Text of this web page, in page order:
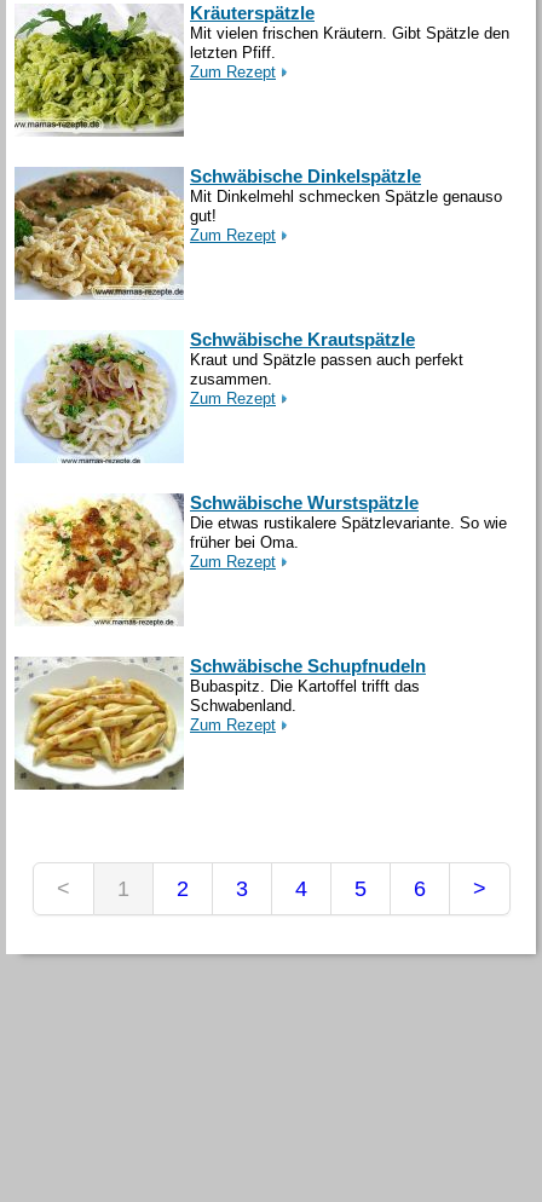
Kräuterspätzle
Mit vielen frischen Kräutern. Gibt Spätzle den
letzten Pfiff.
Zum Rezept
Schwäbische Dinkelspätzle
Mit Dinkelmehl schmecken Spätzle genauso
gut!
Zum Rezept
Schwäbische Krautspätzle
Kraut und Spätzle passen auch perfekt
zusammen.
Zum Rezept
Schwäbische Wurstspätzle
Die etwas rustikalere Spätzlevariante. So wie
früher bei Oma.
Zum Rezept
Schwäbische Schupfnudeln
Bubaspitz. Die Kartoffel trifft das
Schwabenland.
Zum Rezept
< 1 2 3 4 5 6 >